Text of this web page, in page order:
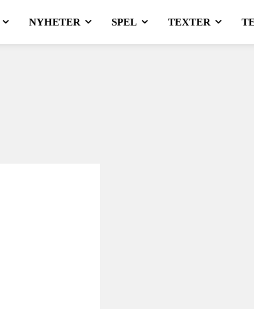
NYHETER SPEL TEXTER